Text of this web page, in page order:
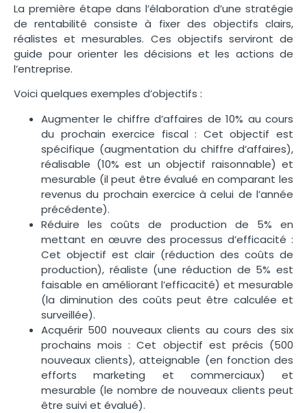
La première étape dans l’élaboration d’une stratégie
de rentabilité consiste à fixer des objectifs clairs,
réalistes et mesurables. Ces objectifs serviront de
guide pour orienter les décisions et les actions de
l’entreprise.
Voici quelques exemples d’objectifs :
Augmenter le chiffre d’affaires de 10% au cours
du prochain exercice fiscal : Cet objectif est
spécifique (augmentation du chiffre d’affaires),
réalisable (10% est un objectif raisonnable) et
mesurable (il peut être évalué en comparant les
revenus du prochain exercice à celui de l’année
précédente).
Réduire les coûts de production de 5% en
mettant en œuvre des processus d’efficacité :
Cet objectif est clair (réduction des coûts de
production), réaliste (une réduction de 5% est
faisable en améliorant l’efficacité) et mesurable
(la diminution des coûts peut être calculée et
surveillée).
Acquérir 500 nouveaux clients au cours des six
prochains mois : Cet objectif est précis (500
nouveaux clients), atteignable (en fonction des
efforts marketing et commerciaux) et
mesurable (le nombre de nouveaux clients peut
être suivi et évalué).